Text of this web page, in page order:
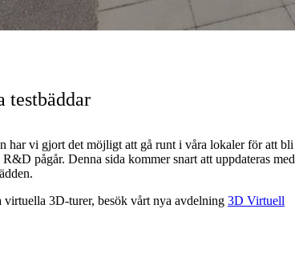
testbäddar
har vi gjort det möjligt att gå runt i våra lokaler för att bli
pågår. Denna sida kommer snart att uppdateras med
virtuella 3D-turer, besök vårt nya avdelning 3D Virtuell